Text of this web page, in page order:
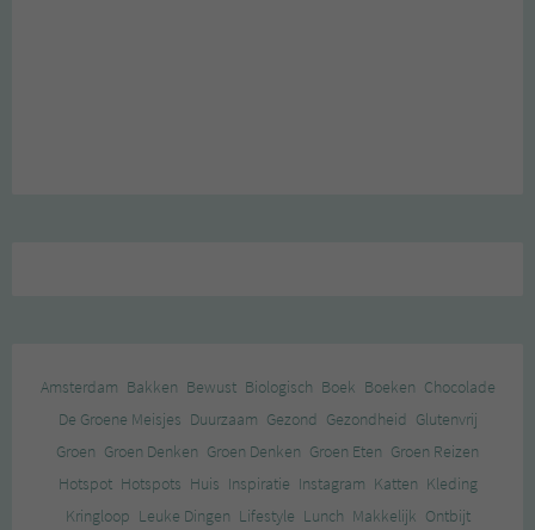
Amsterdam Bakken Bewust Biologisch Boek Boeken Chocolade
De Groene Meisjes Duurzaam Gezond Gezondheid Glutenvrij
Groen Groen Denken Groen Denken Groen Eten Groen Reizen
Hotspot Hotspots Huis Inspiratie Instagram Katten Kleding
Kringloop Leuke Dingen Lifestyle Lunch Makkelijk Ontbijt